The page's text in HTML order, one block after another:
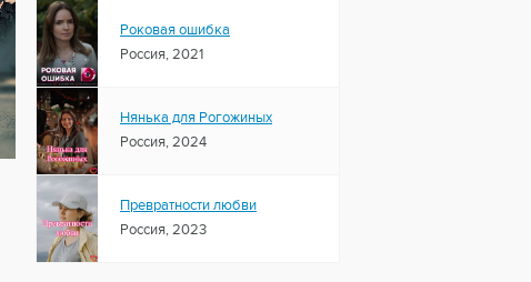
Роковая ошибка
Россия, 2021
Нянька для Рогожиных
Россия, 2024
Превратности любви
Россия, 2023